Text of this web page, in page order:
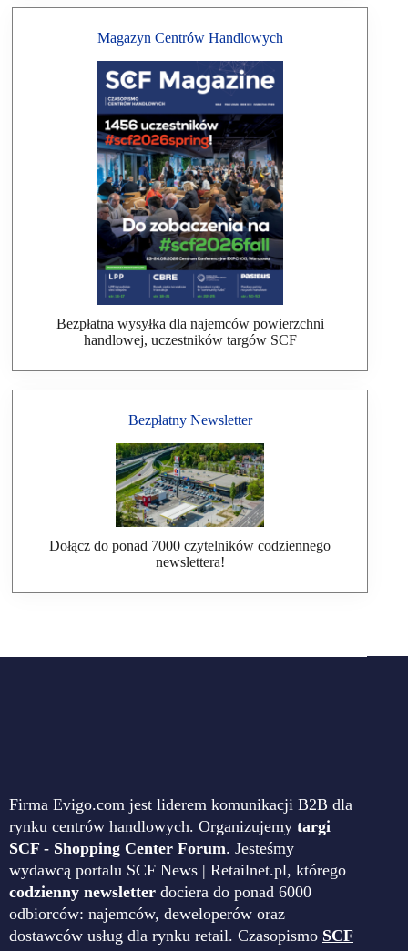
Magazyn Centrów Handlowych
Bezpłatna wysyłka dla najemców powierzchni
handlowej, uczestników targów SCF
Bezpłatny Newsletter
Dołącz do ponad 7000 czytelników codziennego
newslettera!
Firma Evigo.com jest liderem komunikacji B2B dla
rynku centrów handlowych. Organizujemy targi
SCF - Shopping Center Forum. Jesteśmy
wydawcą portalu SCF News | Retailnet.pl, którego
codzienny newsletter dociera do ponad 6000
odbiorców: najemców, deweloperów oraz
dostawców usług dla rynku retail. Czasopismo SCF